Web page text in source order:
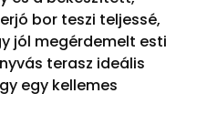
bor teszi teljessé,
jól megérdemelt esti
terasz ideális
egy kellemes